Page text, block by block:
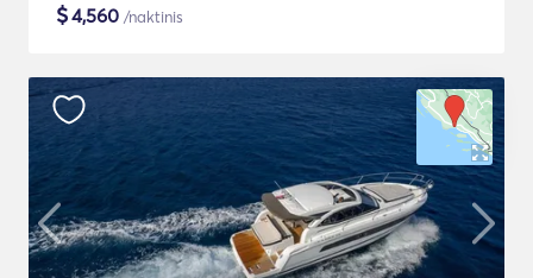
$4,560 /naktinis